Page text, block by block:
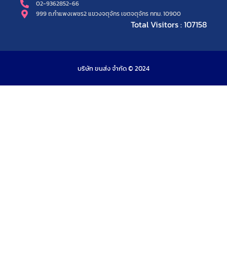
02-9362852-66
999 ถ.กำแพงเพชร2 แขวงจตุจักร เขตจตุจักร กทม. 10900
Total Visitors : 107158
บริษัท ขนส่ง จำกัด © 2024